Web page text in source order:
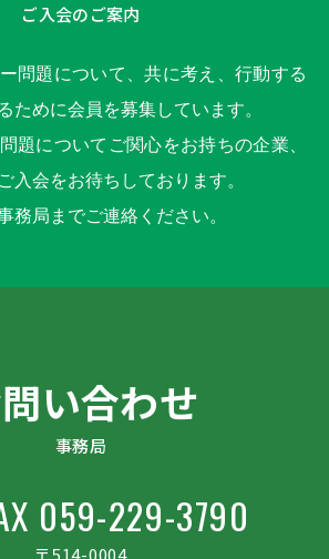
ご入会のご案内
問題について、共に考え、行動する
ために会員を募集しています。
題についてご関心をお持ちの企業、
入会をお待ちしております。
務局までご連絡ください。
い合わせ
事務局
059-229-3790
〒514-0004